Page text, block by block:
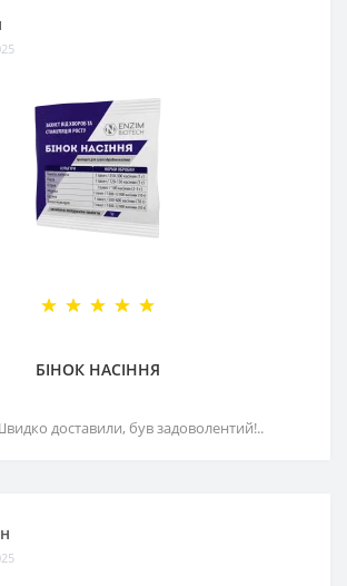
БІНОК НАСІННЯ
доставили, був задоволентий!..